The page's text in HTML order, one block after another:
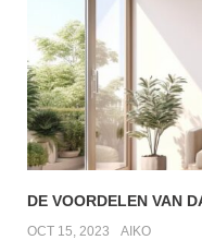
DE VOORDELEN VAN
OCT 15, 2023 AIKO